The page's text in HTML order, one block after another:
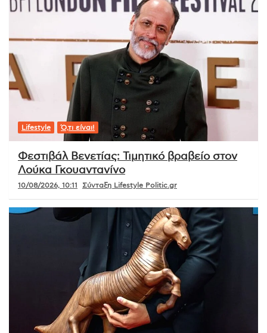
Lifestyle Ό,τι είναι!
Φεστιβάλ Βενετίας: Τιμητικό βραβείο στον
Λούκα Γκουαντανίνο
10/08/2026, 10:11 Σύνταξη Lifestyle Politic.gr